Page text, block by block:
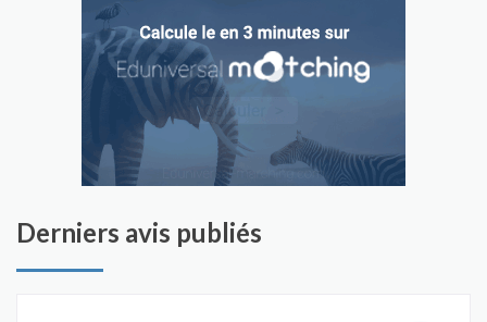
Derniers avis publiés